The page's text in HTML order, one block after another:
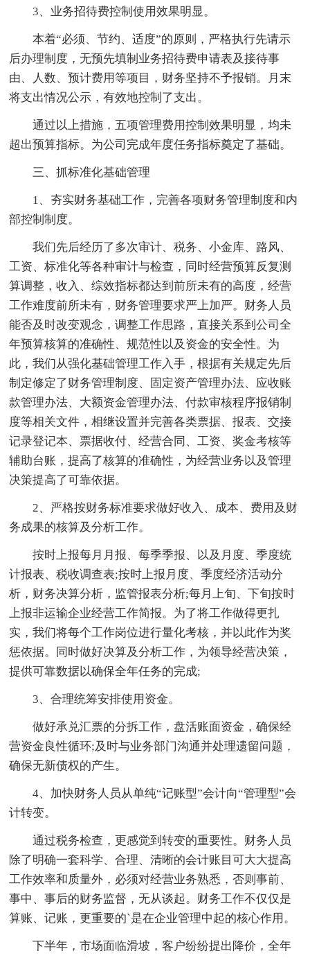
3、业务招待费控制使用效果明显。
本着“必须、节约、适度”的原则，严格执行先请示
后办理制度，无预先填制业务招待费申请表及接待事
由、人数、预计费用等项目，财务坚持不予报销。月末
将支出情况公示，有效地控制了支出。
通过以上措施，五项管理费用控制效果明显，均未
超出预算指标。为公司完成年度任务指标奠定了基础。
三、抓标准化基础管理
1、夯实财务基础工作，完善各项财务管理制度和内
部控制制度。
我们先后经历了多次审计、税务、小金库、路风、
工资、标准化等各种审计与检查，同时经营预算反复测
算调整，收入、综效指标都达到前所未有的高度，经营
工作难度前所未有，财务管理要求严上加严。财务人员
能否及时改变观念，调整工作思路，直接关系到公司全
年预算核算的准确性、规范性以及资金的安全性。为
此，我们从强化基础管理工作入手，根据有关规定先后
制定修定了财务管理制度、固定资产管理办法、应收账
款管理办法、大额资金管理办法、付款审核程序报销制
度等相关文件，相继设置并完善各类票据、报表、交接
记录登记本、票据收付、经营合同、工资、奖金考核等
辅助台账，提高了核算的准确性，为经营业务以及管理
决策提高了可靠依据。
2、严格按财务标准要求做好收入、成本、费用及财
务成果的核算及分析工作。
按时上报每月月报、每季季报、以及月度、季度统
计报表、税收调查表;按时上报月度、季度经济活动分
析，财务决算分析，监管报表分析;每月上旬、下旬按时
上报非运输企业经营工作简报。为了将工作做得更扎
实，我们将每个工作岗位进行量化考核，并以此作为奖
惩依据。同时做好决算及分析工作，为领导经营决策，
提供可靠数据以确保全年任务的完成;
3、合理统筹安排使用资金。
做好承兑汇票的分拆工作，盘活账面资金，确保经
营资金良性循环;及时与业务部门沟通并处理遗留问题，
确保无新债权的产生。
4、加快财务人员从单纯“记账型”会计向“管理型”会
计转变。
通过税务检查，更感觉到转变的重要性。财务人员
除了明确一套科学、合理、清晰的会计账目可大大提高
工作效率和质量外，必须对经营业务熟悉，否则事前、
事中、事后的财务监督，无从谈起。财务工作不仅仅是
算账、记账，更重要的`是在企业管理中起的核心作用。
下半年，市场面临滑坡，客户纷纷提出降价，全年